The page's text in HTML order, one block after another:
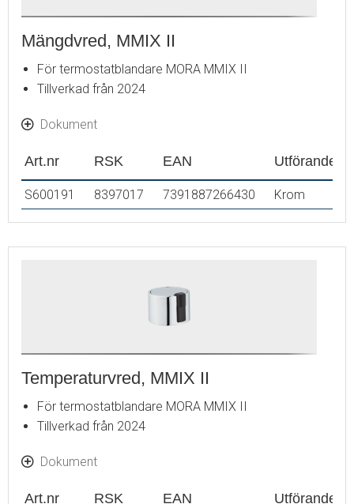
Mängdvred, MMIX II
För termostatblandare MORA MMIX II
Tillverkad från 2024
Dokument
Art.nr RSK EAN Utförande
S600191 8397017 7391887266430 Krom
Temperaturvred, MMIX II
För termostatblandare MORA MMIX II
Tillverkad från 2024
Dokument
Art.nr RSK EAN Utförande